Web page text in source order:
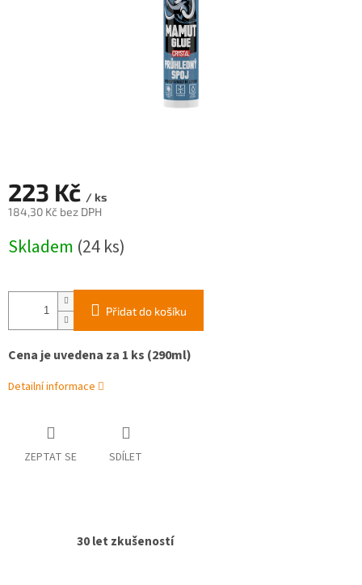
223 Kč / ks
184,30 Kč bez DPH
cena:
Skladem (24 ks)
Přidat do košíku
Cena je uvedena za 1 ks (290ml)
Detailní informace
ZEPTAT SE SDÍLET
30 let zkušeností